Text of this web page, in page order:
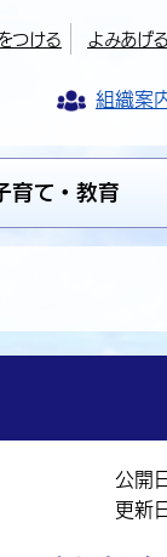
つける よみあげる
組織案
育て・教育
公開
更新